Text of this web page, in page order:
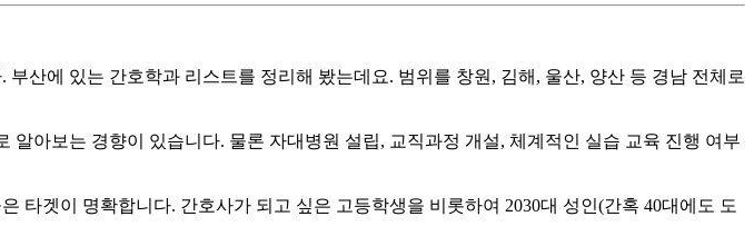
산에 있는 간호학과 리스트를 정리해 봤는데요. 범위를 창원, 김해, 울산, 양산 등 경남 전체로
아보는 경향이 있습니다. 물론 자대병원 설립, 교직과정 개설, 체계적인 실습 교육 진행 여부
타겟이 명확합니다. 간호사가 되고 싶은 고등학생을 비롯하여 2030대 성인(간혹 40대에도 도